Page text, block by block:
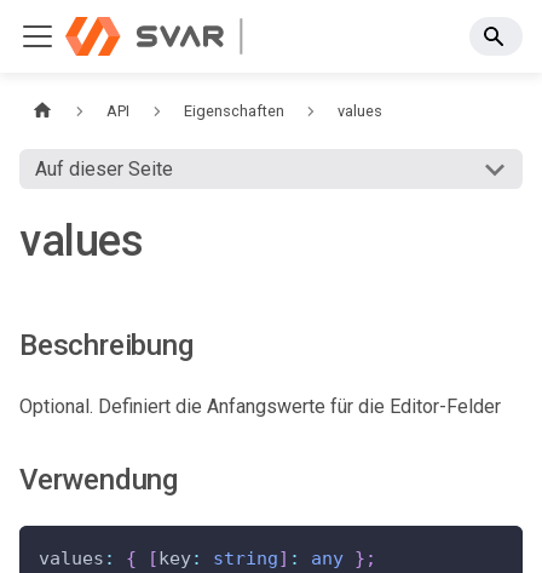
API Eigenschaften values
Auf dieser Seite
values
Beschreibung
Optional. Definiert die Anfangswerte für die Editor-Felder
Verwendung
values : { [key: string] : any } ;